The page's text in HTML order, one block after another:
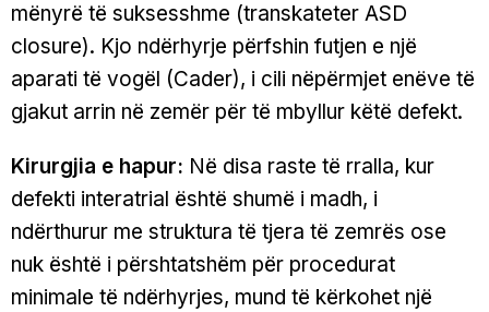
mënyrë të suksesshme (transkateter ASD
closure). Kjo ndërhyrje përfshin futjen e një
aparati të vogël (Cader), i cili nëpërmjet enëve të
gjakut arrin në zemër për të mbyllur këtë defekt.
Kirurgjia e hapur: Në disa raste të rralla, kur
defekti interatrial është shumë i madh, i
ndërthurur me struktura të tjera të zemrës ose
nuk është i përshtatshëm për procedurat
minimale të ndërhyrjes, mund të kërkohet një